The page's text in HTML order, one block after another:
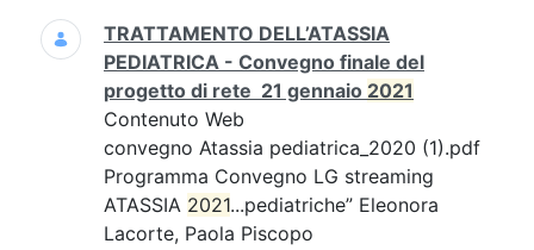
TRATTAMENTO DELL’ATASSIA
PEDIATRICA - Convegno finale del
progetto di rete 21 gennaio 2021
Contenuto Web
convegno Atassia pediatrica_2020 (1).pdf
Programma Convegno LG streaming
ATASSIA 2021...pediatriche” Eleonora
Lacorte, Paola Piscopo